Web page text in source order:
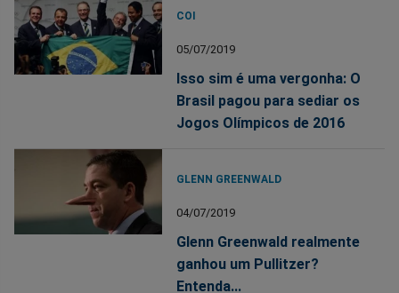
COI
05/07/2019
Isso sim é uma vergonha: O
Brasil pagou para sediar os
Jogos Olímpicos de 2016
GLENN GREENWALD
04/07/2019
Glenn Greenwald realmente
ganhou um Pullitzer?
Entenda...